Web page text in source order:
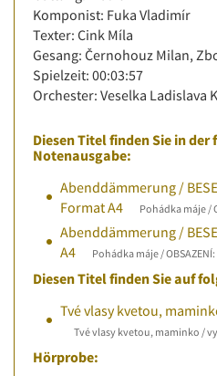
Komponist: Fuka Vladimír
Texter: Cink Míla
Gesang: Černohouz Milan,
Spielzeit: 00:03:57
Orchester: Veselka Ladislava
Diesen Titel finden Sie in der
Notenausgabe:
Abenddämmerung /
Format A4
Pohádka máje /
Abenddämmerung /
A4
Pohádka máje / OBSAZENÍ:
Diesen Titel finden Sie auf
Tvé vlasy kvetou,
Tvé vlasy kvetou, maminko /
Hörprobe: